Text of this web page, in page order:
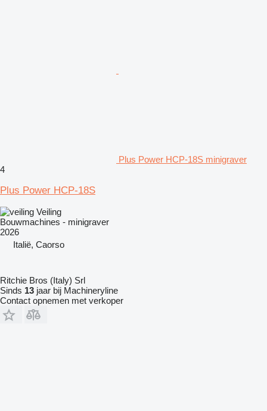
Plus Power HCP-18S minigraver
4
Plus Power HCP-18S
Veiling
Bouwmachines - minigraver
2026
Italië, Caorso
Ritchie Bros (Italy) Srl
Sinds 13 jaar bij Machineryline
Contact opnemen met verkoper